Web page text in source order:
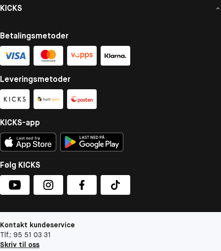
KICKS
Betalingsmetoder
Leveringsmetoder
KICKS-app
Følg KICKS
Kontakt kundeservice
Tlf.: 95 51 03 31
Skriv til oss